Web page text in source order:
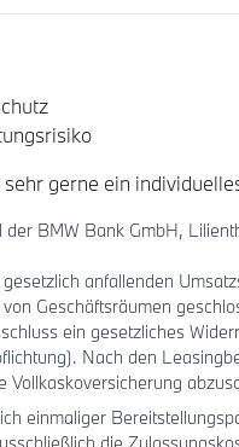
gerne ein
der BMW Bank GmbH,
anfallenden
Geschäftsräumen
ein gesetzliches
Nach den
einmaliger